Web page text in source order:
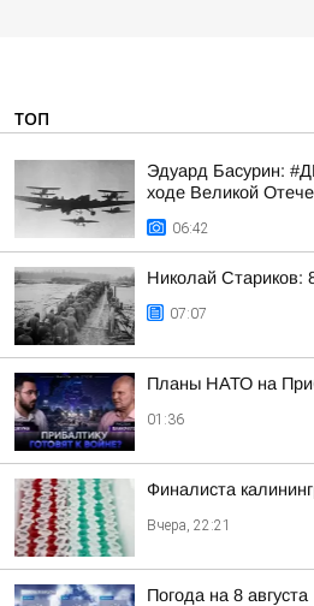
ТОП
Эдуард Басурин:
ходе Великой
06:42
Николай Стариков:
07:07
Планы НАТО на
01:36
Финалиста
Вчера, 22:21
Погода на 8 августа